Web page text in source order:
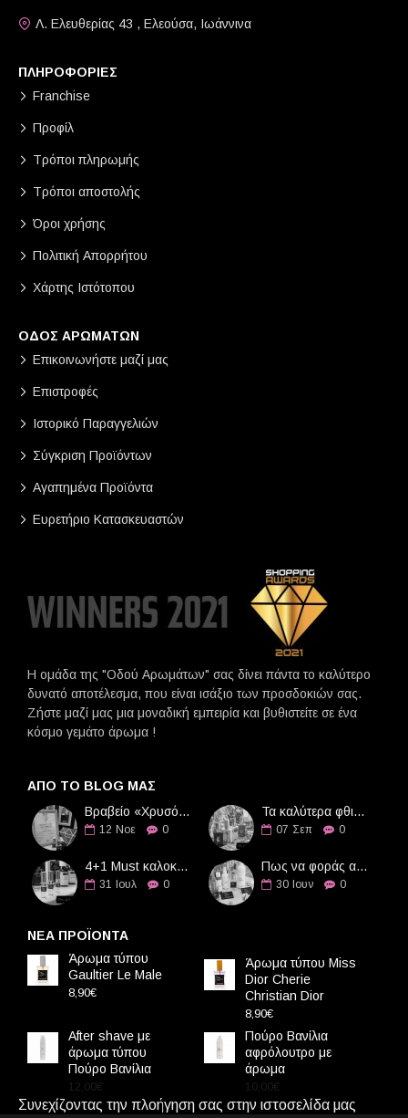
Λ. Ελευθερίας 43 , Ελεούσα, Ιωάννινα
ΠΛΗΡΟΦΟΡΙΕΣ
Franchise
Προφίλ
Τρόποι πληρωμής
Τρόποι αποστολής
Όροι χρήσης
Πολιτική Απορρήτου
Χάρτης Ιστότοπου
ΟΔΟΣ ΑΡΩΜΑΤΩΝ
Επικοινωνήστε μαζί μας
Επιστροφές
Ιστορικό Παραγγελιών
Σύγκριση Προϊόντων
Αγαπημένα Προϊόντα
Ευρετήριο Κατασκευαστών
Η ομάδα της "Οδού Αρωμάτων" σας δίνει πάντα το καλύτερο
δυνατό αποτέλεσμα, που είναι ισάξιο των προσδοκιών σας.
Ζήστε μαζί μας μια μοναδική εμπειρία και βυθιστείτε σε ένα
κόσμο γεμάτο άρωμα !
ΑΠΌ ΤΟ BLOG ΜΑΣ
Βραβείο «Χρυσό Διαμάντι» στην Οδό Αρωμάτων
12 Νοε 0
Τα καλύτερα φθινοπωρινά αρώματα
07 Σεπ 0
4+1 Must καλοκαιρινά αρώματα
31 Ιουλ 0
Πως να φοράς αρώματα τους καλοκαιρινούς μήνες
30 Ιουν 0
ΝΕΑ ΠΡΟΪΟΝΤΑ
Άρωμα τύπου
Gaultier Le Male
8,90€
Άρωμα τύπου Miss
Dior Cherie
Christian Dior
8,90€
After shave με
άρωμα τύπου
Πούρο Βανίλια
12,00€
Πούρο Βανίλια
αφρόλουτρο με
άρωμα
10,00€
Συνεχίζοντας την πλοήγηση σας στην ιστοσελίδα μας